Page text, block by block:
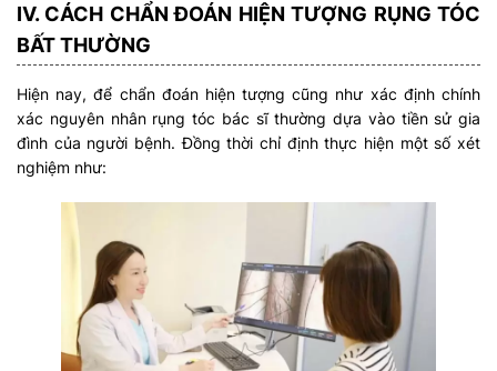
IV. CÁCH CHẨN ĐOÁN HIỆN TƯỢNG RỤNG TÓC
BẤT THƯỜNG
Hiện nay, để chẩn đoán hiện tượng cũng như xác định chính
xác nguyên nhân rụng tóc bác sĩ thường dựa vào tiền sử gia
đình của người bệnh. Đồng thời chỉ định thực hiện một số xét
nghiệm như: